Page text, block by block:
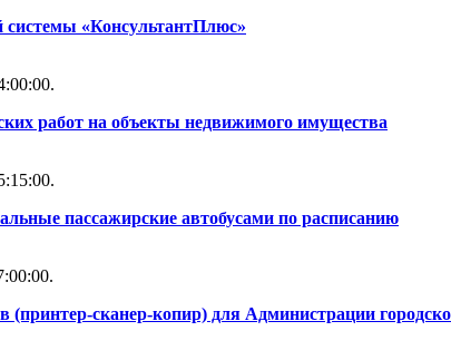
«КонсультантПлюс»
работ на объекты недвижимого имущества
пассажирские автобусами по расписанию
сканер-копир) для Администрации